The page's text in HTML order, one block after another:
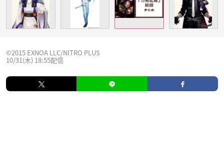
©2015 EXNOA LLC/NITRO PLUS
10/31(木) 18:55配信